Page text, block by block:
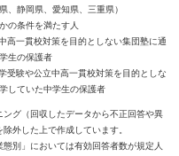
、静岡県、愛知県、三重県）
の条件を満たす人
高一貫校対策を目的としない集団塾に通
生の保護者
受験や公立中高一貫校対策を目的としな
していた中学生の保護者
グ（回収したデータから不正回答や異
外した上で作成しています。
別」においては有効回答者数が規定人